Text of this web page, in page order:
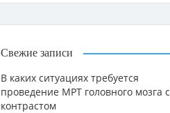
Свежие записи
В каких ситуациях требуется
проведение МРТ головного мозга с
контрастом